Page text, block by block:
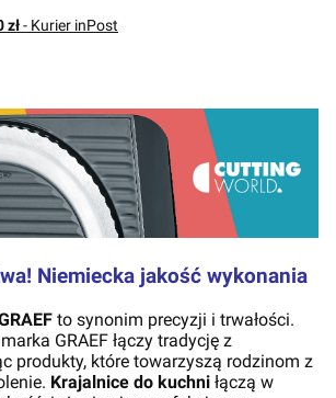
zł- Kurier inPost
Niemiecka jakość wykonania
to synonim precyzji i trwałości.
GRAEF łączy tradycję z
produkty, które towarzyszą rodzinom z
Krajalnice do kuchni łączą w